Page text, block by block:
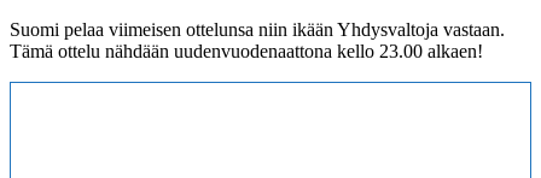
Suomi pelaa viimeisen ottelunsa niin ikään Yhdysvaltoja vastaan.
Tämä ottelu nähdään uudenvuodenaattona kello 23.00 alkaen!